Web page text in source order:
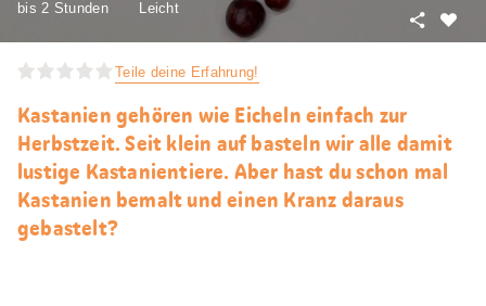
Teile deine Erfahrung!
bis 2 Stunden
Leicht
Teilen
Kastanien gehören wie Eicheln einfach zur
Herbstzeit. Seit klein auf basteln wir alle damit
lustige Kastanientiere. Aber hast du schon mal
Kastanien bemalt und einen Kranz daraus
gebastelt?